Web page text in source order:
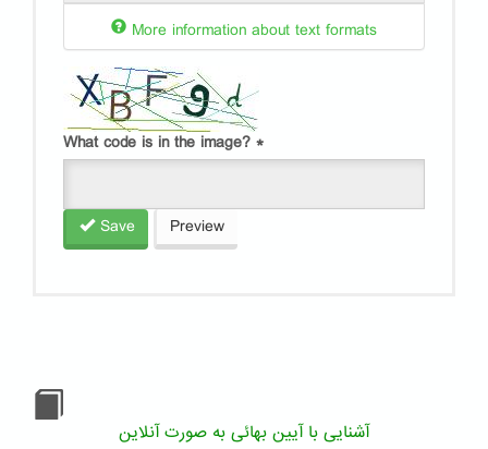
More information about text formats
What code is in the image? *
Save Preview
آشنایی با آیین بهائی به صورت آنلاین